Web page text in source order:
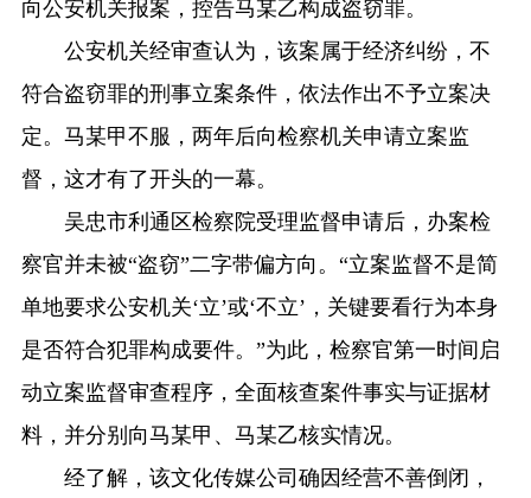
向公安机关报案，控告马某乙构成盗窃罪。
公安机关经审查认为，该案属于经济纠纷，不
符合盗窃罪的刑事立案条件，依法作出不予立案决
定。马某甲不服，两年后向检察机关申请立案监
督，这才有了开头的一幕。
吴忠市利通区检察院受理监督申请后，办案检
察官并未被“盗窃”二字带偏方向。“立案监督不是简
单地要求公安机关‘立’或‘不立’，关键要看行为本身
是否符合犯罪构成要件。”为此，检察官第一时间启
动立案监督审查程序，全面核查案件事实与证据材
料，并分别向马某甲、马某乙核实情况。
经了解，该文化传媒公司确因经营不善倒闭，